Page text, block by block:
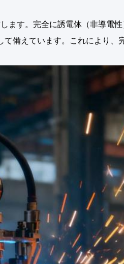
ます。完全に誘電体（非導電
備えています。これにより、